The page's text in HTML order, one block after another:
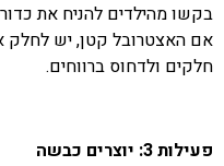
בקשו מהילדים להניח את
אם האצטרובל קטן, יש לחלק
חלקים ולדחוס ברווחים.
פעילות 3: יוצרים כבשה